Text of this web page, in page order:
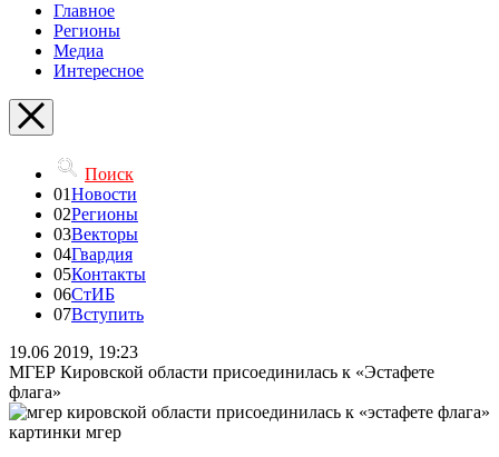
Главное
Регионы
Медиа
Интересное
Поиск
01Новости
02Регионы
03Векторы
04Гвардия
05Контакты
06СтИБ
07Вступить
19.06 2019, 19:23
МГЕР Кировской области присоединилась к «Эстафете
флага»